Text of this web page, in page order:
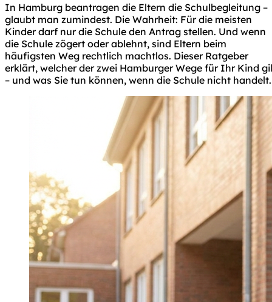
In Hamburg beantragen die Eltern die Schulbegleitung –
glaubt man zumindest. Die Wahrheit: Für die meisten
Kinder darf nur die Schule den Antrag stellen. Und wenn
die Schule zögert oder ablehnt, sind Eltern beim
häufigsten Weg rechtlich machtlos. Dieser Ratgeber
erklärt, welcher der zwei Hamburger Wege für Ihr Kind
– und was Sie tun können, wenn die Schule nicht handelt.